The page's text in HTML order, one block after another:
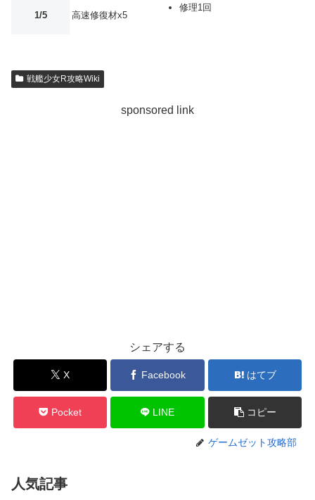
1/5 高速修復材x5
修理1回
戦艦少女R攻略Wiki
sponsored link
シェアする
X Facebook はてブ
Pocket LINE コピー
ゲームゼット攻略部
人気記事